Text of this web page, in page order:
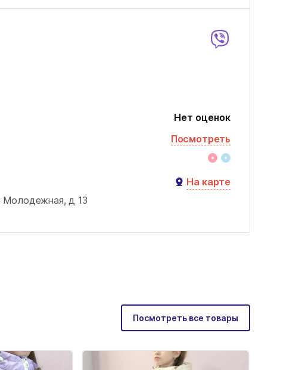
Нет оценок
Посмотреть
На карте
Молодежная, д 13
Посмотреть все товары